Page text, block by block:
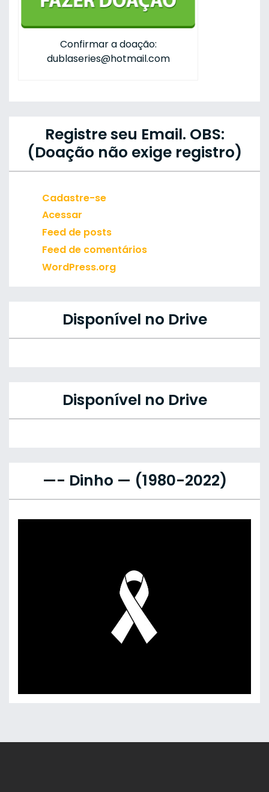
Confirmar a doação:
dublaseries@hotmail.com
Registre seu Email. OBS:
(Doação não exige registro)
Cadastre-se
Acessar
Feed de posts
Feed de comentários
WordPress.org
Disponível no Drive
Disponível no Drive
—- Dinho — (1980-2022)